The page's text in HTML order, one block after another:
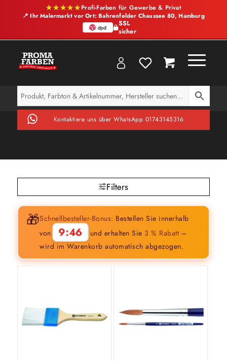
★★★★★Profi-Farben für Gewerbe & Privat
📍 Ihr Malermarkt vor Ort: Bahrenfelder Chaussee 80, Hamburg
SSL
sicher
Kontaktiere uns über WhatsApp 01743145316
Filters
🎁Schnellbesteller-Bonus: Bestellen Sie innerhalb
von
9:45 und erhalten Sie 3 % Rabatt –
wird im Warenkorb automatisch abgezogen.